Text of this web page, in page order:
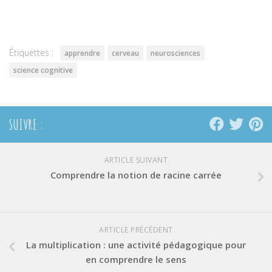
Étiquettes : apprendre cerveau
neurosciences
science cognitive
SUIVRE :
ARTICLE SUIVANT
Comprendre la notion de racine carrée
ARTICLE PRÉCÉDENT
La multiplication : une activité pédagogique pour
en comprendre le sens